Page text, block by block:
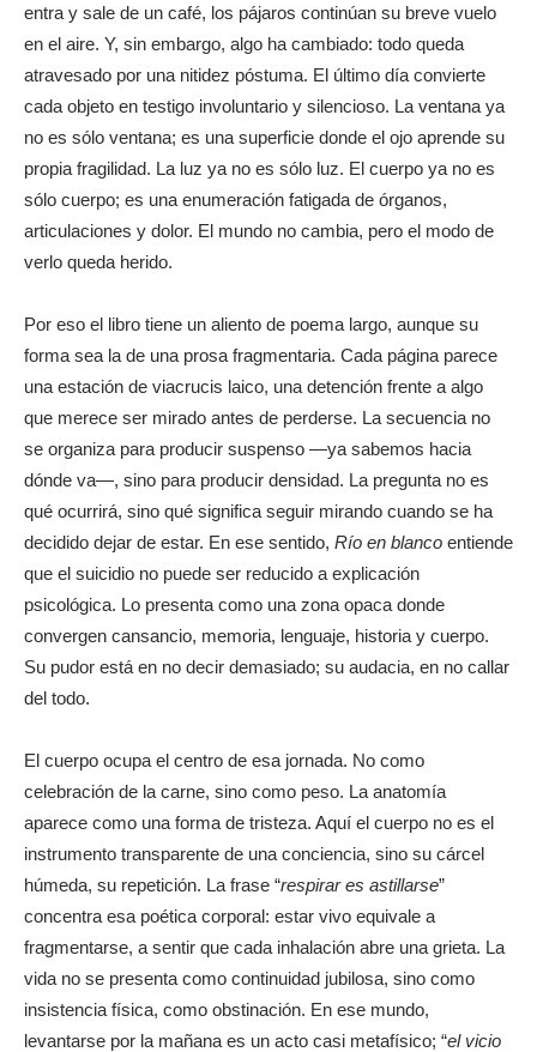
entra y sale de un café, los pájaros continúan su breve vuelo
en el aire. Y, sin embargo, algo ha cambiado: todo queda
atravesado por una nitidez póstuma. El último día convierte
cada objeto en testigo involuntario y silencioso. La ventana ya
no es sólo ventana; es una superficie donde el ojo aprende su
propia fragilidad. La luz ya no es sólo luz. El cuerpo ya no es
sólo cuerpo; es una enumeración fatigada de órganos,
articulaciones y dolor. El mundo no cambia, pero el modo de
verlo queda herido.
Por eso el libro tiene un aliento de poema largo, aunque su
forma sea la de una prosa fragmentaria. Cada página parece
una estación de viacrucis laico, una detención frente a algo
que merece ser mirado antes de perderse. La secuencia no
se organiza para producir suspenso —ya sabemos hacia
dónde va—, sino para producir densidad. La pregunta no es
qué ocurrirá, sino qué significa seguir mirando cuando se ha
decidido dejar de estar. En ese sentido, Río en blanco entiende
que el suicidio no puede ser reducido a explicación
psicológica. Lo presenta como una zona opaca donde
convergen cansancio, memoria, lenguaje, historia y cuerpo.
Su pudor está en no decir demasiado; su audacia, en no callar
del todo.
El cuerpo ocupa el centro de esa jornada. No como
celebración de la carne, sino como peso. La anatomía
aparece como una forma de tristeza. Aquí el cuerpo no es el
instrumento transparente de una conciencia, sino su cárcel
húmeda, su repetición. La frase “respirar es astillarse”
concentra esa poética corporal: estar vivo equivale a
fragmentarse, a sentir que cada inhalación abre una grieta. La
vida no se presenta como continuidad jubilosa, sino como
insistencia física, como obstinación. En ese mundo,
levantarse por la mañana es un acto casi metafísico; “el vicio